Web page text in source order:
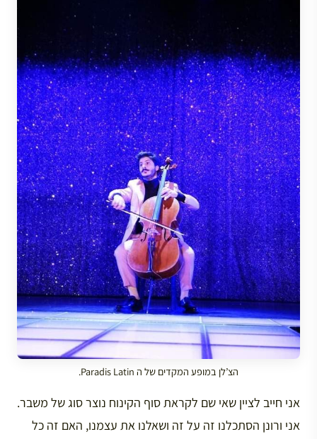
הצ’לן במופע המקדים של ה Paradis Latin.
אני חייב לציין שאי שם לקראת סוף הקינוח נוצר סוג של משבר.
אני ורונן הסתכלנו זה על זה ושאלנו את עצמנו, האם זה כל